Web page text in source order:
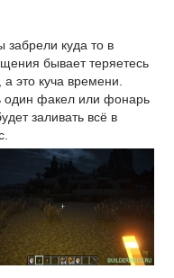
забрели куда то в
бывает теряетесь
а это куча времени.
один факел или фонарь
заливать всё в